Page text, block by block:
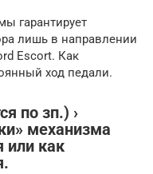
гарантирует
лишь в направлении
Escort. Как
ход педали.
по зп.) ›
механизма
или как